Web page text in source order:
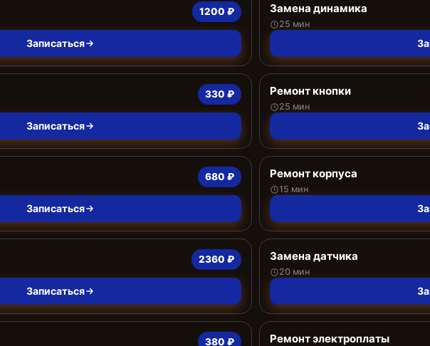
1200 ₽
Записаться
Замена динамика
25 мин
330 ₽
Записаться
Ремонт кнопки
25 мин
680 ₽
Записаться
Ремонт корпуса
15 мин
2360 ₽
Записаться
Замена датчика
20 мин
380 ₽ Ремонт электроплаты